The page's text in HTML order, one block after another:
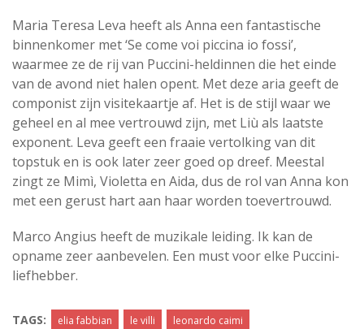
Maria Teresa Leva heeft als Anna een fantastische
binnenkomer met ‘Se come voi piccina io fossi’,
waarmee ze de rij van Puccini-heldinnen die het einde
van de avond niet halen opent. Met deze aria geeft de
componist zijn visitekaartje af. Het is de stijl waar we
geheel en al mee vertrouwd zijn, met Liù als laatste
exponent. Leva geeft een fraaie vertolking van dit
topstuk en is ook later zeer goed op dreef. Meestal
zingt ze Mimì, Violetta en Aida, dus de rol van Anna kon
met een gerust hart aan haar worden toevertrouwd.
Marco Angius heeft de muzikale leiding. Ik kan de
opname zeer aanbevelen. Een must voor elke Puccini-
liefhebber.
TAGS: elia fabbian le villi
leonardo caimi